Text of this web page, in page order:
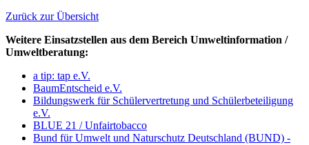
Zurück zur Übersicht
Weitere Einsatzstellen aus dem Bereich Umweltinformation /
Umweltberatung:
a tip: tap e.V.
BaumEntscheid e.V.
Bildungswerk für Schülervertretung und Schülerbeteiligung
e.V.
BLUE 21 / Unfairtobacco
Bund für Umwelt und Naturschutz Deutschland (BUND) -